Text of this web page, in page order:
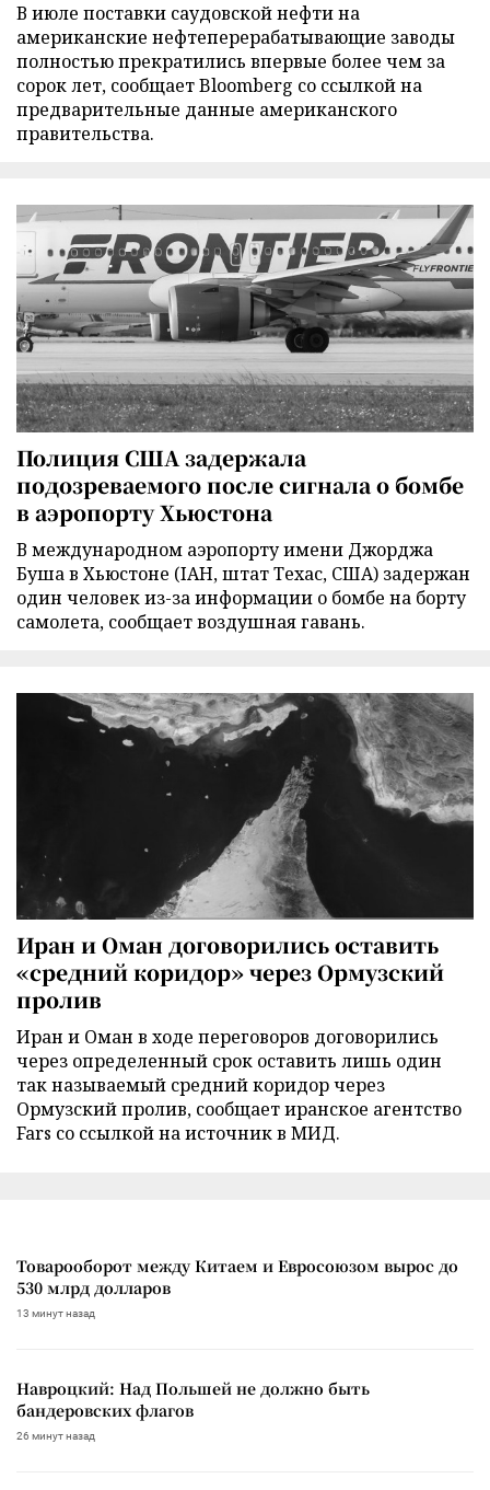
В июле поставки саудовской нефти на
американские нефтеперерабатывающие заводы
полностью прекратились впервые более чем за
сорок лет, сообщает Bloomberg со ссылкой на
предварительные данные американского
правительства.
Полиция США задержала
подозреваемого после сигнала о бомбе
в аэропорту Хьюстона
В международном аэропорту имени Джорджа
Буша в Хьюстоне (IAH, штат Техас, США) задержан
один человек из-за информации о бомбе на борту
самолета, сообщает воздушная гавань.
Иран и Оман договорились оставить
«средний коридор» через Ормузский
пролив
Иран и Оман в ходе переговоров договорились
через определенный срок оставить лишь один
так называемый средний коридор через
Ормузский пролив, сообщает иранское агентство
Fars со ссылкой на источник в МИД.
Товарооборот между Китаем и Евросоюзом вырос до
530 млрд долларов
13 минут назад
Навроцкий: Над Польшей не должно быть
бандеровских флагов
26 минут назад